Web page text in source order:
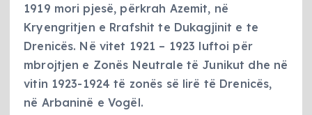
1919 mori pjesë, përkrah Azemit, në
Kryengritjen e Rrafshit te Dukagjinit e te
Drenicës. Në vitet 1921 – 1923 luftoi për
mbrojtjen e Zonës Neutrale të Junikut dhe në
vitin 1923-1924 të zonës së lirë të Drenicës,
në Arbaninë e Vogël.